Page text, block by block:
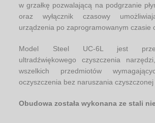
w grzałkę pozwalającą na podgrzanie
oraz wyłącznik czasowy
urządzenia po zaprogramowanym czasie
Model Steel UC-6L jest
ultradźwiękowego czyszczenia
wszelkich przedmiotów
oczyszczenia bez naruszania czyszczonej
Obudowa została wykonana ze stali